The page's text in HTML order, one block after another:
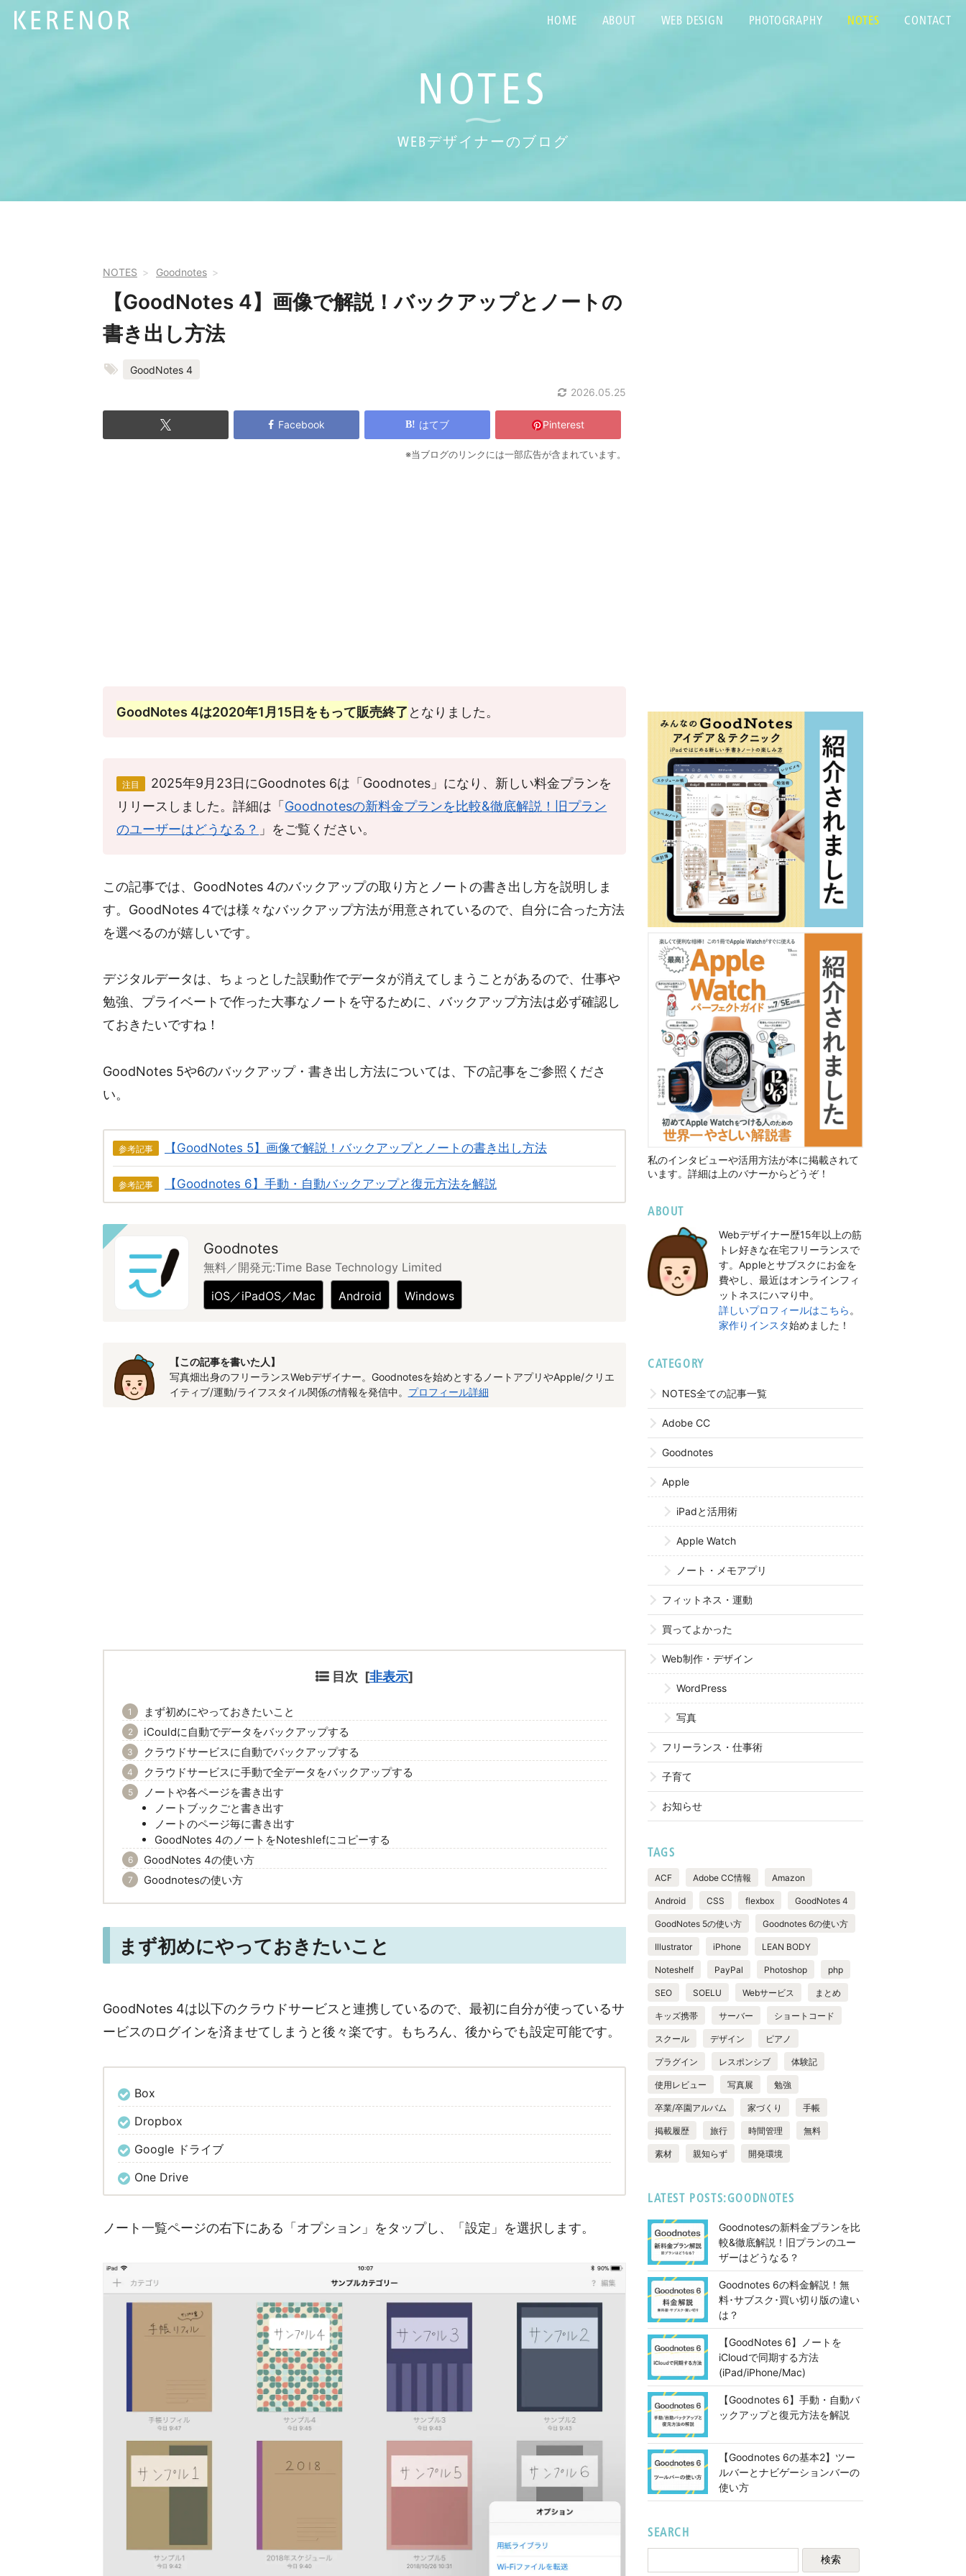
HOME ABOUT WEB DESIGN PHOTOGRAPHY NOTES CONTACT
NOTES
WEBデザイナーのブログ
NOTES Goodnotes
【GoodNotes 4】画像で解説！バックアップとノートの
書き出し方法
GoodNotes 4
2026.05.25
Facebook はてブ Pinterest
※当ブログのリンクには一部広告が含まれています。
GoodNotes 4は2020年1月15日をもって販売終了 となりました。
注目
2025年9月23日にGoodnotes 6は「Goodnotes」になり、新しい料金プランを
リリースしました。詳細は「Goodnotesの新料金プランを比較&徹底解説！旧プラン
のユーザーはどうなる？ 」をご覧ください。
この記事では、GoodNotes 4のバックアップの取り方とノートの書き出し方を説明しま
す。GoodNotes 4では様々なバックアップ方法が用意されているので、自分に合った方法
を選べるのが嬉しいです。
デジタルデータは、ちょっとした誤動作でデータが消えてしまうことがあるので、仕事や
勉強、プライベートで作った大事なノートを守るために、バックアップ方法は必ず確認し
ておきたいですね！
GoodNotes 5や6のバックアップ・書き出し方法については、下の記事をご参照くださ
い。
参考記事 【GoodNotes 5】画像で解説！バックアップとノートの書き出し方法
参考記事 【Goodnotes 6】手動・自動バックアップと復元方法を解説
Goodnotes
無料／開発元:Time Base Technology Limited
iOS／iPadOS／Mac
Android Windows
【この記事を書いた人】
写真畑出身のフリーランスWebデザイナー。Goodnotesを始めとするノートアプリやApple/クリエ
イティブ/運動/ライフスタイル関係の情報を発信中。 プロフィール詳細
目次 [非表示]
まず初めにやっておきたいこと
iCouldに自動でデータをバックアップする
クラウドサービスに自動でバックアップする
クラウドサービスに手動で全データをバックアップする
ノートや各ページを書き出す
ノートブックごと書き出す
ノートのページ毎に書き出す
GoodNotes 4のノートをNoteshlefにコピーする
GoodNotes 4の使い方
Goodnotesの使い方
まず初めにやっておきたいこと
GoodNotes 4は以下のクラウドサービスと連携しているので、最初に自分が使っているサ
ービスのログインを済ませてしまうと後々楽です。もちろん、後からでも設定可能です。
Box
Dropbox
Google ドライブ
One Drive
ノート一覧ページの右下にある「オプション」をタップし、「設定」を選択します。
私のインタビューや活用方法が本に掲載されて
います。詳細は上のバナーからどうぞ！
ABOUT
Webデザイナー歴15年以上の筋
トレ好きな在宅フリーランスで
す。Appleとサブスクにお金を
費やし、最近はオンラインフィ
ットネスにハマり中。
詳しいプロフィールはこちら 。
家作りインスタ始めました！
CATEGORY
NOTES全ての記事一覧
Adobe CC
Goodnotes
Apple
iPadと活用術
Apple Watch
ノート・メモアプリ
フィットネス・運動
買ってよかった
Web制作・デザイン
WordPress
写真
フリーランス・仕事術
子育て
お知らせ
TAGS
ACF Adobe CC情報 Amazon
Android CSS flexbox GoodNotes 4
GoodNotes 5の使い方 Goodnotes 6の使い方
Illustrator iPhone LEAN BODY
Noteshelf PayPal Photoshop php
SEO SOELU Webサービス まとめ
キッズ携帯 サーバー ショートコード
スクール デザイン ピアノ
プラグイン レスポンシブ 体験記
使用レビュー 写真展 勉強
卒業/卒園アルバム 家づくり 手帳
掲載履歴 旅行 時間管理 無料
素材 親知らず 開発環境
LATEST POSTS:GOODNOTES
Goodnotesの新料金プランを比
較&徹底解説！旧プランのユー
ザーはどうなる？
Goodnotes 6の料金解説！無
料･サブスク･買い切り版の違い
は？
【GoodNotes 6】ノートを
iCloudで同期する方法
(iPad/iPhone/Mac)
【Goodnotes 6】手動・自動バ
ックアップと復元方法を解説
【Goodnotes 6の基本2】ツー
ルバーとナビゲーションバーの
使い方
SEARCH